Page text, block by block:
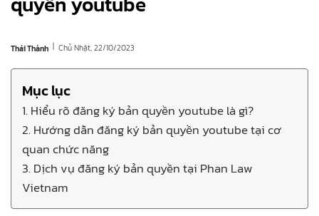
Thái Thành | Chủ Nhật, 22/10/2023
Mục lục
1. Hiểu rõ đăng ký bản quyền youtube là gì?
2. Hướng dẫn đăng ký bản quyền youtube tại cơ
quan chức năng
3. Dịch vụ đăng ký bản quyền tại Phan Law
Vietnam